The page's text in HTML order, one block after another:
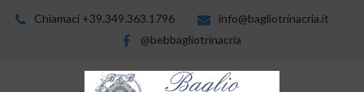
Chiamaci +39.349.363.1796
info@bagliotrinacria.it
@bebbagliotrinacria